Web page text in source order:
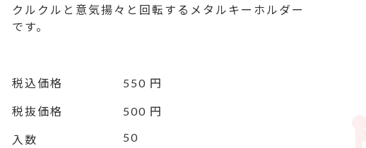
クルクルと意気揚々と回転するメタルキーホルダー
税込価格 550 円
税抜価格 500 円
入数 50